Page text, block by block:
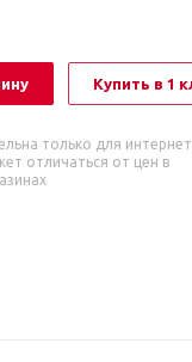
Купить в 1
только для
отличаться от цен в